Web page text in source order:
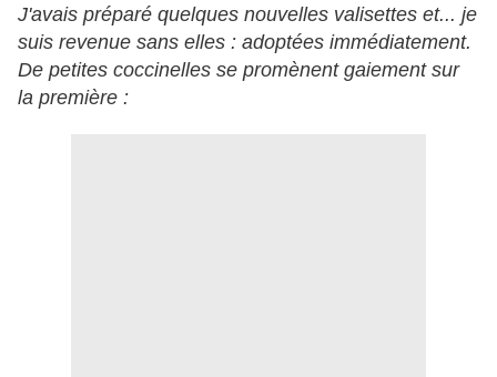
J'avais préparé quelques nouvelles valisettes et... je
suis revenue sans elles : adoptées immédiatement.
De petites coccinelles se promènent gaiement sur
la première :